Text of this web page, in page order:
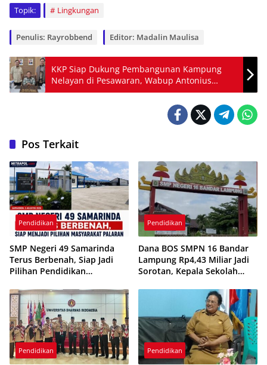
Topik: Lingkungan
Penulis: Rayrobbend Editor: Madalin Maulisa
KKP Siap Dukung Pembangunan Kampung
Nelayan di Pesawaran, Wabup Antonius
Beberkan Rencana Besar
Pos Terkait
Pendidikan
SMP Negeri 49 Samarinda
Terus Berbenah, Siap Jadi
Pilihan Pendidikan
Palaran
Pendidikan
Dana BOS SMPN 16 Bandar
Lampung Rp4,43 Miliar Jadi
Sorotan, Kepala Sekolah
Klarifikasi
Pendidikan Pendidikan